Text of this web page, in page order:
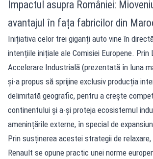
Impactul asupra României:
avantajul în fața fabricilor din
Inițiativa celor trei giganți auto vine în
intențiile inițiale ale Comisiei Europene. Prin
Accelerare Industrială (prezentată în luna
și-a propus să sprijine exclusiv producția
delimitată geografic, pentru a crește
continentului și a-și proteja ecosistemul
amenințările externe, în special de
Prin susținerea acestei strategii de
Renault se opune practic unei norme